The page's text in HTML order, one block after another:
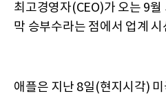
최고경영자(CEO)가 오는 9월
막 승부수라는 점에서 업계
애플은 지난 8일(현지시각)